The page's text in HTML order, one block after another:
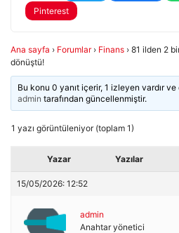
Pinterest
Ana sayfa › Forumlar › Finans › 81 ilden 2
dönüştü!
Bu konu 0 yanıt içerir, 1 izleyen vardır ve
admin tarafından güncellenmiştir.
1 yazı görüntüleniyor (toplam 1)
Yazar Yazılar
15/05/2026: 12:52
admin
Anahtar yönetici